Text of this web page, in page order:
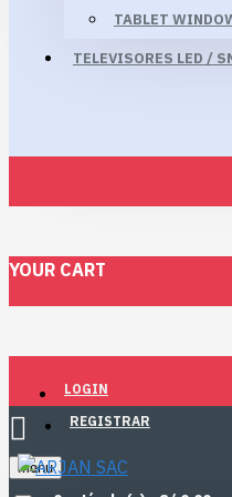
TABLET
TELEVISORES LED /
YOUR CART
LOGIN
REGISTRAR
Menu